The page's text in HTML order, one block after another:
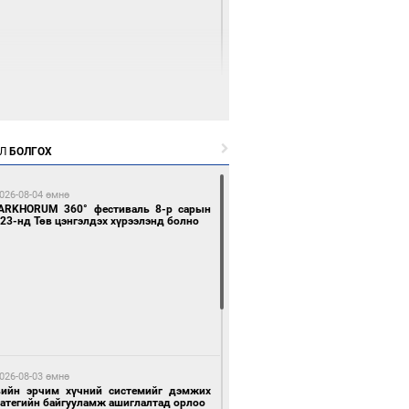
өдрийн өмнө өмнө
БОЛГОХ
08-04 өмнө
360° фестиваль 8-р сарын
нд Төв цэнгэлдэх хүрээлэнд болно
08-03 өмнө
эрчим хүчний системийг дэмжих
байгууламж ашиглалтад орлоо